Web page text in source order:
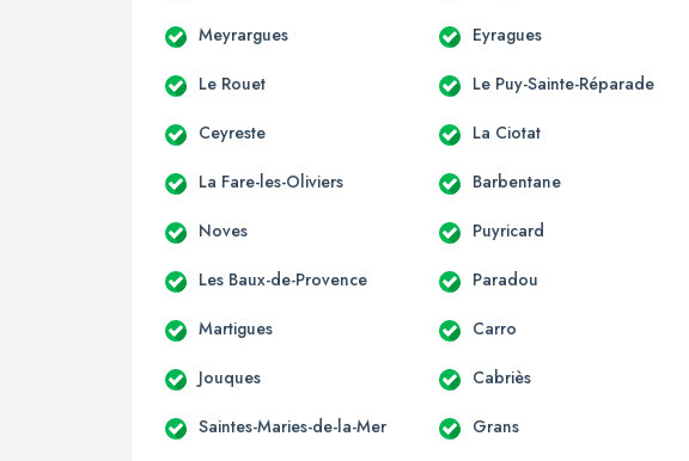
Meyrargues Eyragues
Le Rouet Le Puy-Sainte-Réparade
Ceyreste La Ciotat
La Fare-les-Oliviers Barbentane
Noves Puyricard
Les Baux-de-Provence Paradou
Martigues Carro
Jouques Cabriès
Saintes-Maries-de-la-Mer Grans